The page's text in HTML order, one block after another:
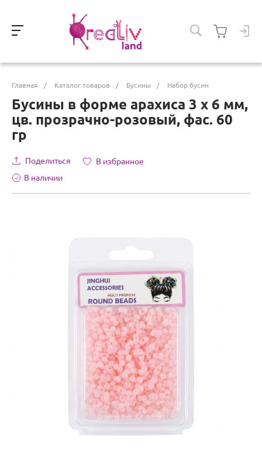
Главная / Каталог товаров / Бусины / Набор бусин
Бусины в форме арахиса 3 х 6 мм,
цв. прозрачно-розовый, фас. 60
гр
Поделиться
В избранное
В наличии